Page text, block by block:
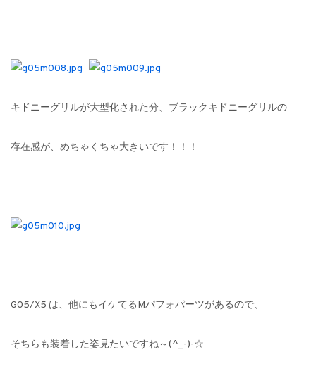
キドニーグリルが大型化された分、ブラックキドニーグリルの
存在感が、めちゃくちゃ大きいです！！！
G05/X5 は、他にもイケてるMパフォパーツがあるので、
そちらも装着した姿見たいですね～(^_-)-☆